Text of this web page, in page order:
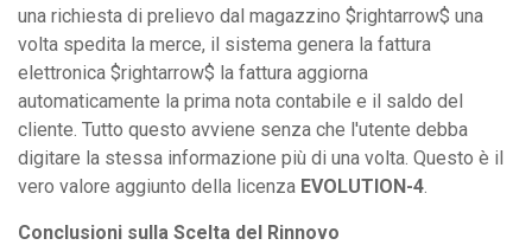
una richiesta di prelievo dal magazzino $rightarrow$ una
volta spedita la merce, il sistema genera la fattura
elettronica $rightarrow$ la fattura aggiorna
automaticamente la prima nota contabile e il saldo del
cliente. Tutto questo avviene senza che l'utente debba
digitare la stessa informazione più di una volta. Questo è il
vero valore aggiunto della licenza EVOLUTION-4
Conclusioni sulla Scelta del Rinnovo